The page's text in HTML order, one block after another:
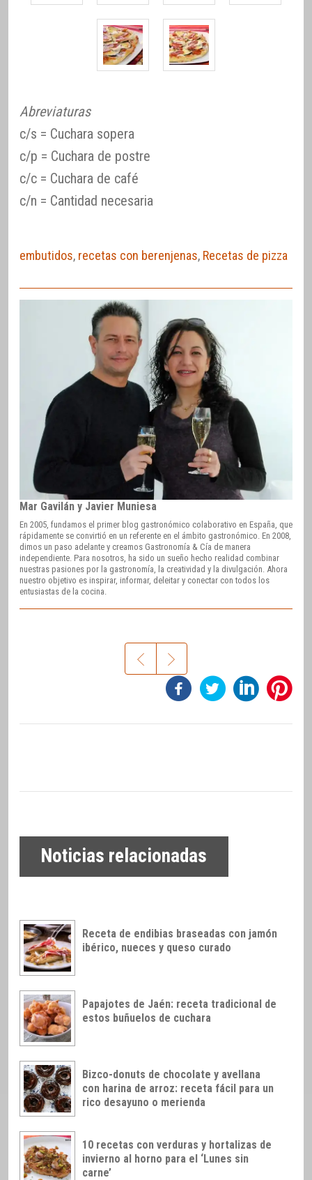
Abreviaturas
c/s = Cuchara sopera
c/p = Cuchara de postre
c/c = Cuchara de café
c/n = Cantidad necesaria
embutidos, recetas con berenjenas, Recetas de pizza
Mar Gavilán y Javier Muniesa
En 2005, fundamos el primer blog gastronómico colaborativo en España, que
rápidamente se convirtió en un referente en el ámbito gastronómico. En 2008,
dimos un paso adelante y creamos Gastronomía & Cía de manera
independiente. Para nosotros, ha sido un sueño hecho realidad combinar
nuestras pasiones por la gastronomía, la creatividad y la divulgación. Ahora
nuestro objetivo es inspirar, informar, deleitar y conectar con todos los
entusiastas de la cocina.
Noticias relacionadas
Receta de endibias braseadas con jamón
ibérico, nueces y queso curado
Papajotes de Jaén: receta tradicional de
estos buñuelos de cuchara
Bizco-donuts de chocolate y avellana
con harina de arroz: receta fácil para un
rico desayuno o merienda
10 recetas con verduras y hortalizas de
invierno al horno para el ‘Lunes sin
carne’